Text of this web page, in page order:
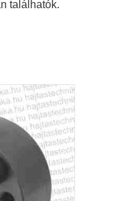
találhatók.